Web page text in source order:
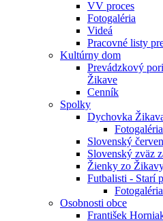
VV proces
Fotogaléria
Videá
Pracovné listy
Kultúrny dom
Prevádzkový
Žikave
Cenník
Spolky
Dychovka
Fotogaléria
Slovenský
Slovenský zväz
Žienky zo
Futbalisti - Starí
Fotogaléria
Osobnosti obce
František